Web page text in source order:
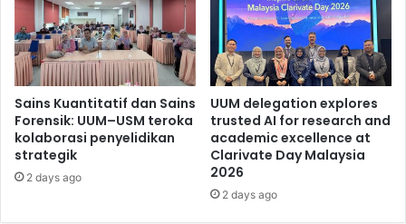
Sains Kuantitatif dan Sains
Forensik: UUM–USM teroka
kolaborasi penyelidikan
strategik
2 days ago
UUM delegation explores
trusted AI for research and
academic excellence at
Clarivate Day Malaysia
2026
2 days ago